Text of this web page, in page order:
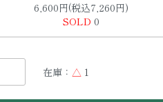
6,600円(税込7,260円)
SOLD 0
在庫： △ 1